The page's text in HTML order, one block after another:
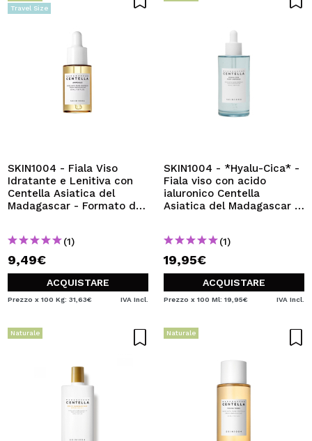
Travel Size
SKIN1004 - Fiala Viso
Idratante e Lenitiva con
Centella Asiatica del
Madagascar - Formato da
(1)
9,49€
ACQUISTARE
Prezzo x 100 Kg: 31,63€ IVA Incl.
SKIN1004 - *Hyalu-Cica* -
Fiala viso con acido
ialuronico Centella
Asiatica del Madagascar -
(1)
19,95€
ACQUISTARE
Prezzo x 100 Ml: 19,95€ IVA Incl.
Naturale Naturale